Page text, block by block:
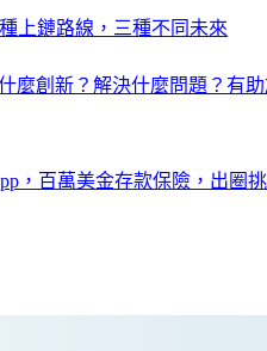
上鏈路線，三種不同未來
麼創新？解決什麼問題？有
，百萬美金存款保險，出圈